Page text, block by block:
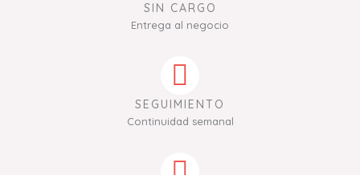
SIN CARGO
Entrega al negocio
SEGUIMIENTO
Continuidad semanal